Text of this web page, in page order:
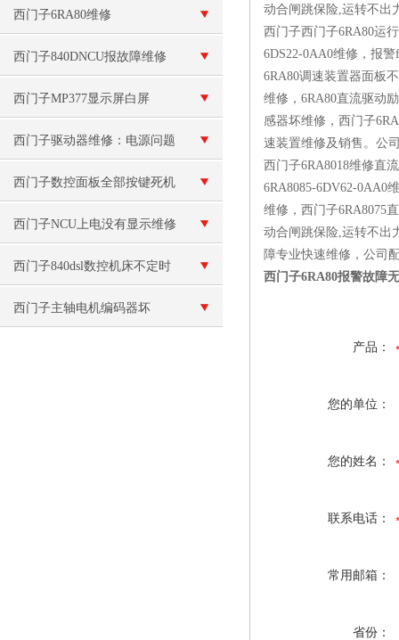
西门子6RA80维修
西门子840DNCU报故障维修
西门子MP377显示屏白屏
西门子驱动器维修：电源问题
西门子数控面板全部按键死机
按不动维修
西门子NCU上电没有显示维修
西门子840dsl数控机床不定时
重启维修
西门子主轴电机编码器坏
动合闸跳保险,运转不出
西门子西门子6RA80运
6DS22-0AA0维修，报
6RA80调速装置器面板
维修，6RA80直流驱动
感器坏维修，西门子
速装置维修及销售。公
西门子6RA8018维修直
6RA8085-6DV62-0AA0
维修，西门子6RA8075
动合闸跳保险,运转不出
障专业快速维修，公司
西门子6RA80报警故障
产品：
您的单位：
您的姓名：
联系电话：
常用邮箱：
省份：